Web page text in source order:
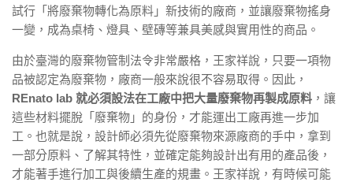
試行「將廢棄物轉化為原料」新技術的廠商，並讓廢棄物搖身
一變，成為桌椅、燈具、壁磚等兼具美感與實用性的商品。
由於臺灣的廢棄物管制法令非常嚴格，王家祥說，只要一項物
品被認定為廢棄物，廠商一般來說很不容易取得。因此，
REnato lab 就必須設法在工廠中把大量廢棄物再製成原料 ，讓
這些材料擺脫「廢棄物」的身份，才能運出工廠再進一步加
工。也就是說，設計師必須先從廢棄物來源廠商的手中，拿到
一部分原料、了解其特性，並確定能夠設計出有用的產品後，
才能著手進行加工與後續生產的規畫。王家祥說，有時候可能